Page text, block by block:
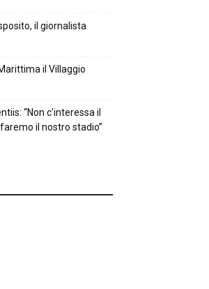
il giornalista
il Villaggio
“Non c’interessa il
il nostro stadio”